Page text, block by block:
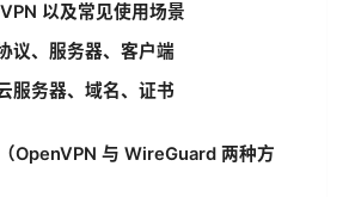
以及常见使用场景
议、服务器、客户端
服务器、域名、证书
OpenVPN 与 WireGuard 两种方